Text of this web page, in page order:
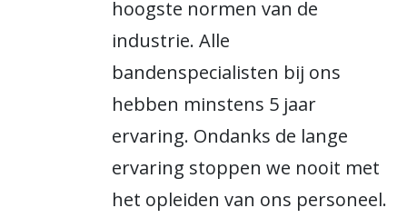
hoogste normen van de
industrie. Alle
bandenspecialisten bij ons
hebben minstens 5 jaar
ervaring. Ondanks de lange
ervaring stoppen we nooit met
het opleiden van ons personeel.